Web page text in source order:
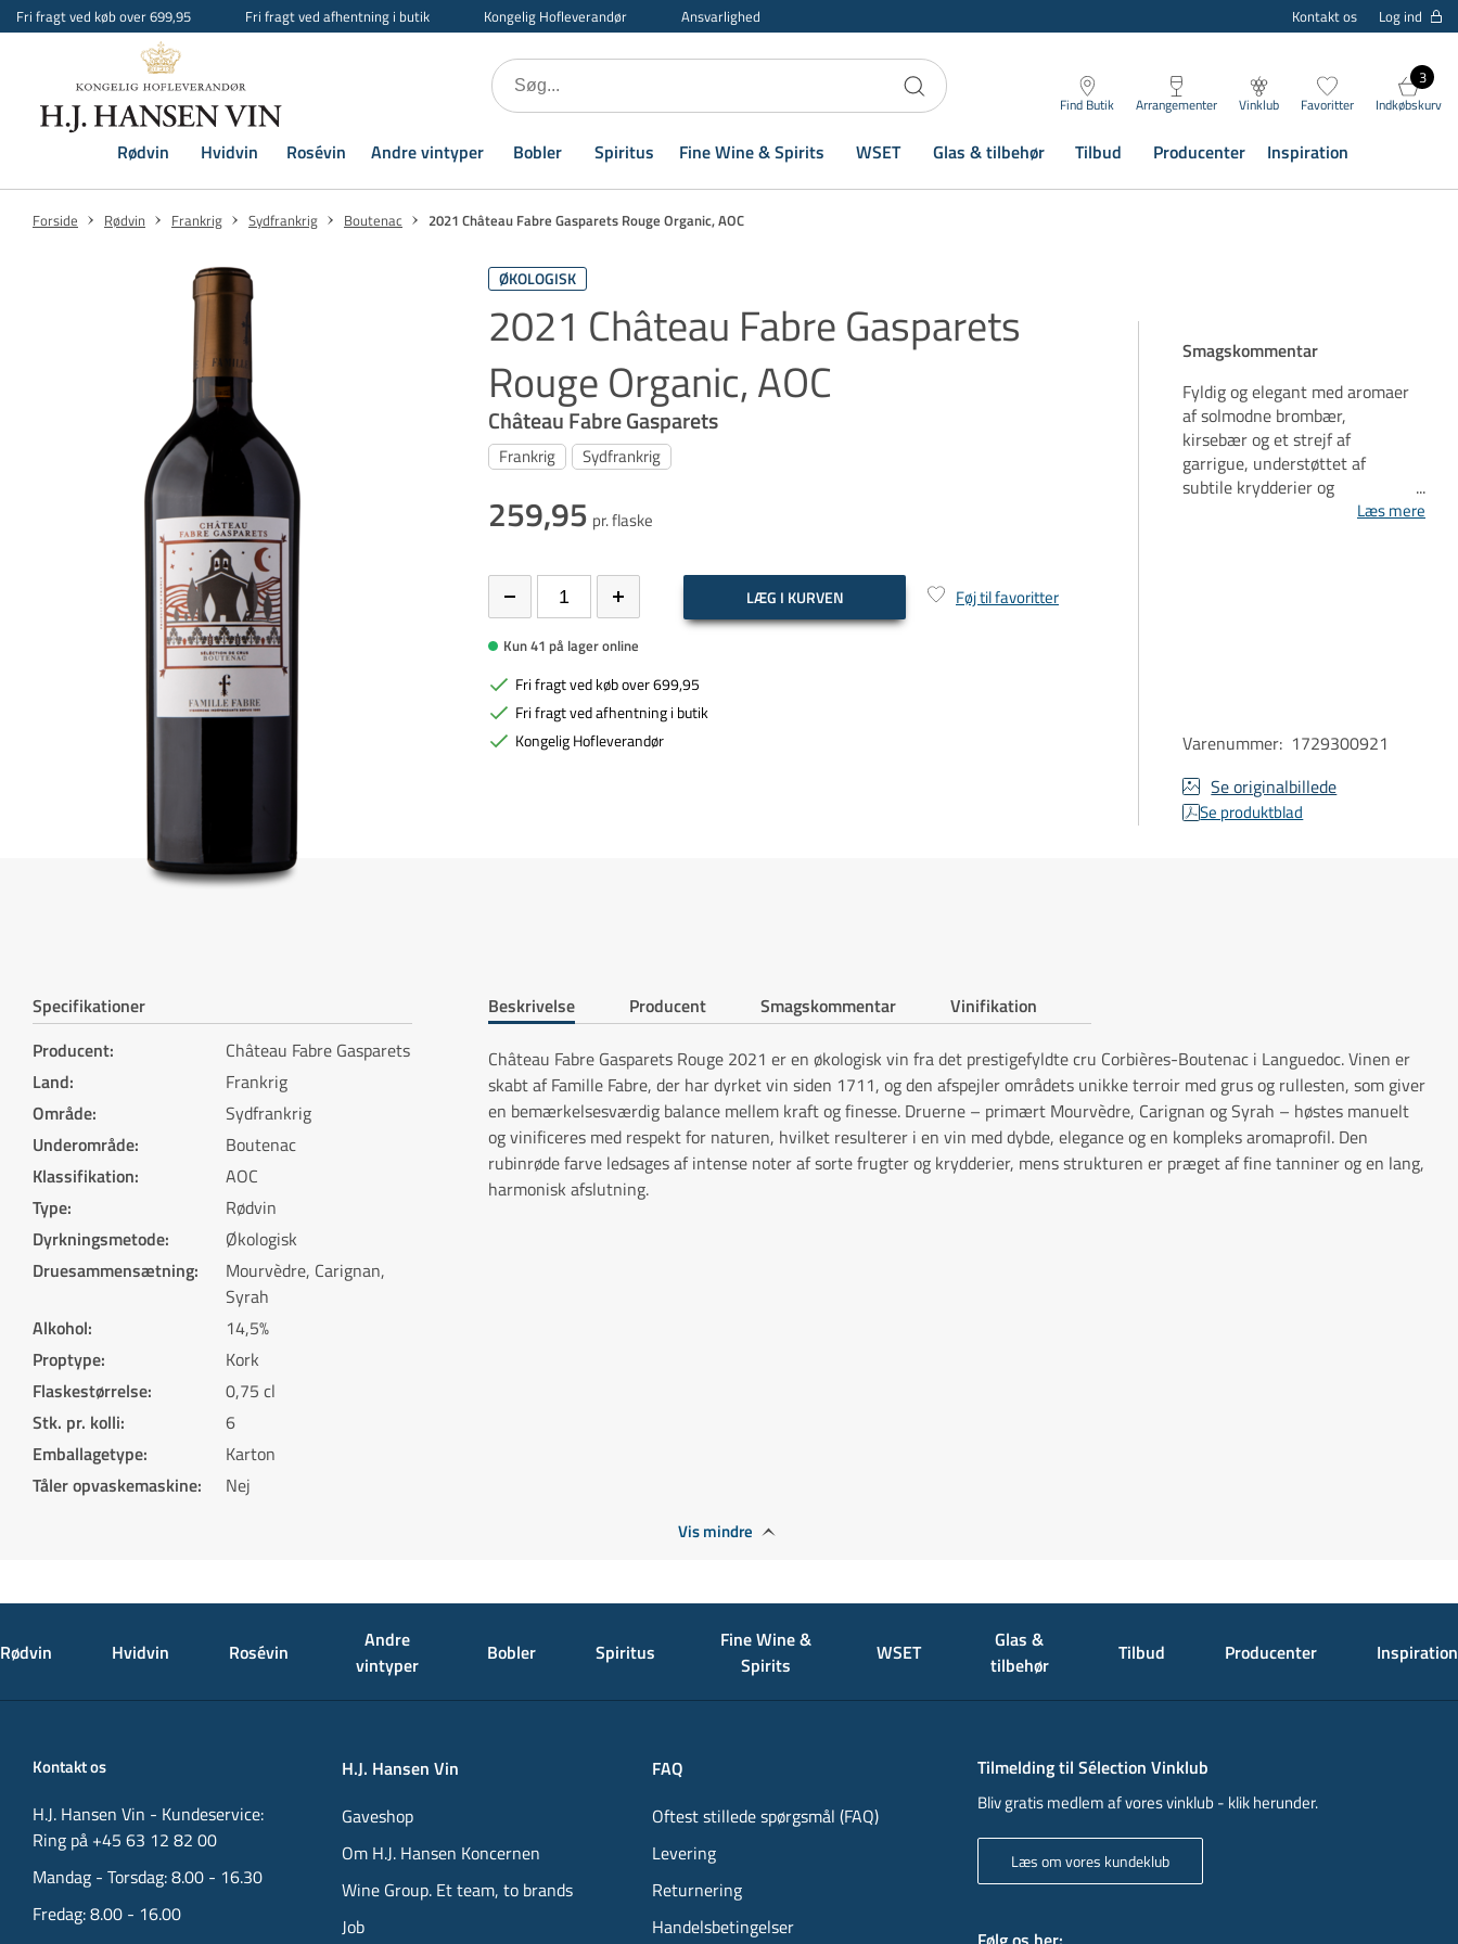
Fri fragt ved køb over 699,95 Fri fragt ved afhentning i butik Kongelig Hofleverandør Ansvarlighed Kontakt os Log ind
Find Butik Arrangementer Vinklub Favoritter
3
Indkøbskurv
Rødvin Hvidvin Rosévin Andre vintyper Bobler Spiritus Fine Wine & Spirits WSET Glas & tilbehør Tilbud Producenter Inspiration
Forside Rødvin Frankrig Sydfrankrig Boutenac 2021 Château Fabre Gasparets Rouge Organic, AOC
ØKOLOGISK
2021 Château Fabre Gasparets
Rouge Organic, AOC
Château Fabre Gasparets
Frankrig Sydfrankrig
259,95 pr. flaske
LÆG I KURVEN Føj til favoritter
Kun 41 på lager online
Fri fragt ved køb over 699,95
Fri fragt ved afhentning i butik
Kongelig Hofleverandør
Smagskommentar
Fyldig og elegant med aromaer
af solmodne brombær,
kirsebær og et strejf af
garrigue, understøttet af
subtile krydderier og
silkebløde tanniner, der giver
Læs mere
Varenummer: 1729300921
Se originalbillede
Se produktblad
Specifikationer
Producent:
Château Fabre Gasparets
Land:
Frankrig
Område:
Sydfrankrig
Underområde:
Boutenac
Klassifikation:
AOC
Type:
Rødvin
Dyrkningsmetode:
Økologisk
Druesammensætning:
Mourvèdre, Carignan,
Syrah
Alkohol:
14,5%
Proptype:
Kork
Flaskestørrelse:
0,75 cl
Stk. pr. kolli:
6
Emballagetype:
Karton
Tåler opvaskemaskine: Nej
Beskrivelse Producent Smagskommentar Vinifikation
Château Fabre Gasparets Rouge 2021 er en økologisk vin fra det prestigefyldte cru Corbières-Boutenac i Languedoc. Vinen er
skabt af Famille Fabre, der har dyrket vin siden 1711, og den afspejler områdets unikke terroir med grus og rullesten, som giver
en bemærkelsesværdig balance mellem kraft og finesse. Druerne – primært Mourvèdre, Carignan og Syrah – høstes manuelt
og vinificeres med respekt for naturen, hvilket resulterer i en vin med dybde, elegance og en kompleks aromaprofil. Den
rubinrøde farve ledsages af intense noter af sorte frugter og krydderier, mens strukturen er præget af fine tanniner og en lang,
harmonisk afslutning.
Vis mindre
Rødvin Hvidvin Rosévin
Andre
vintyper
Bobler Spiritus
Fine Wine &
Spirits
WSET
Glas &
tilbehør
Tilbud Producenter Inspiration
Kontakt os
H.J. Hansen Vin - Kundeservice:
Ring på +45 63 12 82 00
Mandag - Torsdag: 8.00 - 16.30
Fredag: 8.00 - 16.00
H.J. Hansen Vin
Gaveshop
Om H.J. Hansen Koncernen
Wine Group. Et team, to brands
Job
FAQ
Oftest stillede spørgsmål (FAQ)
Levering
Returnering
Handelsbetingelser
Tilmelding til Sélection Vinklub
Bliv gratis medlem af vores vinklub - klik herunder.
Læs om vores kundeklub